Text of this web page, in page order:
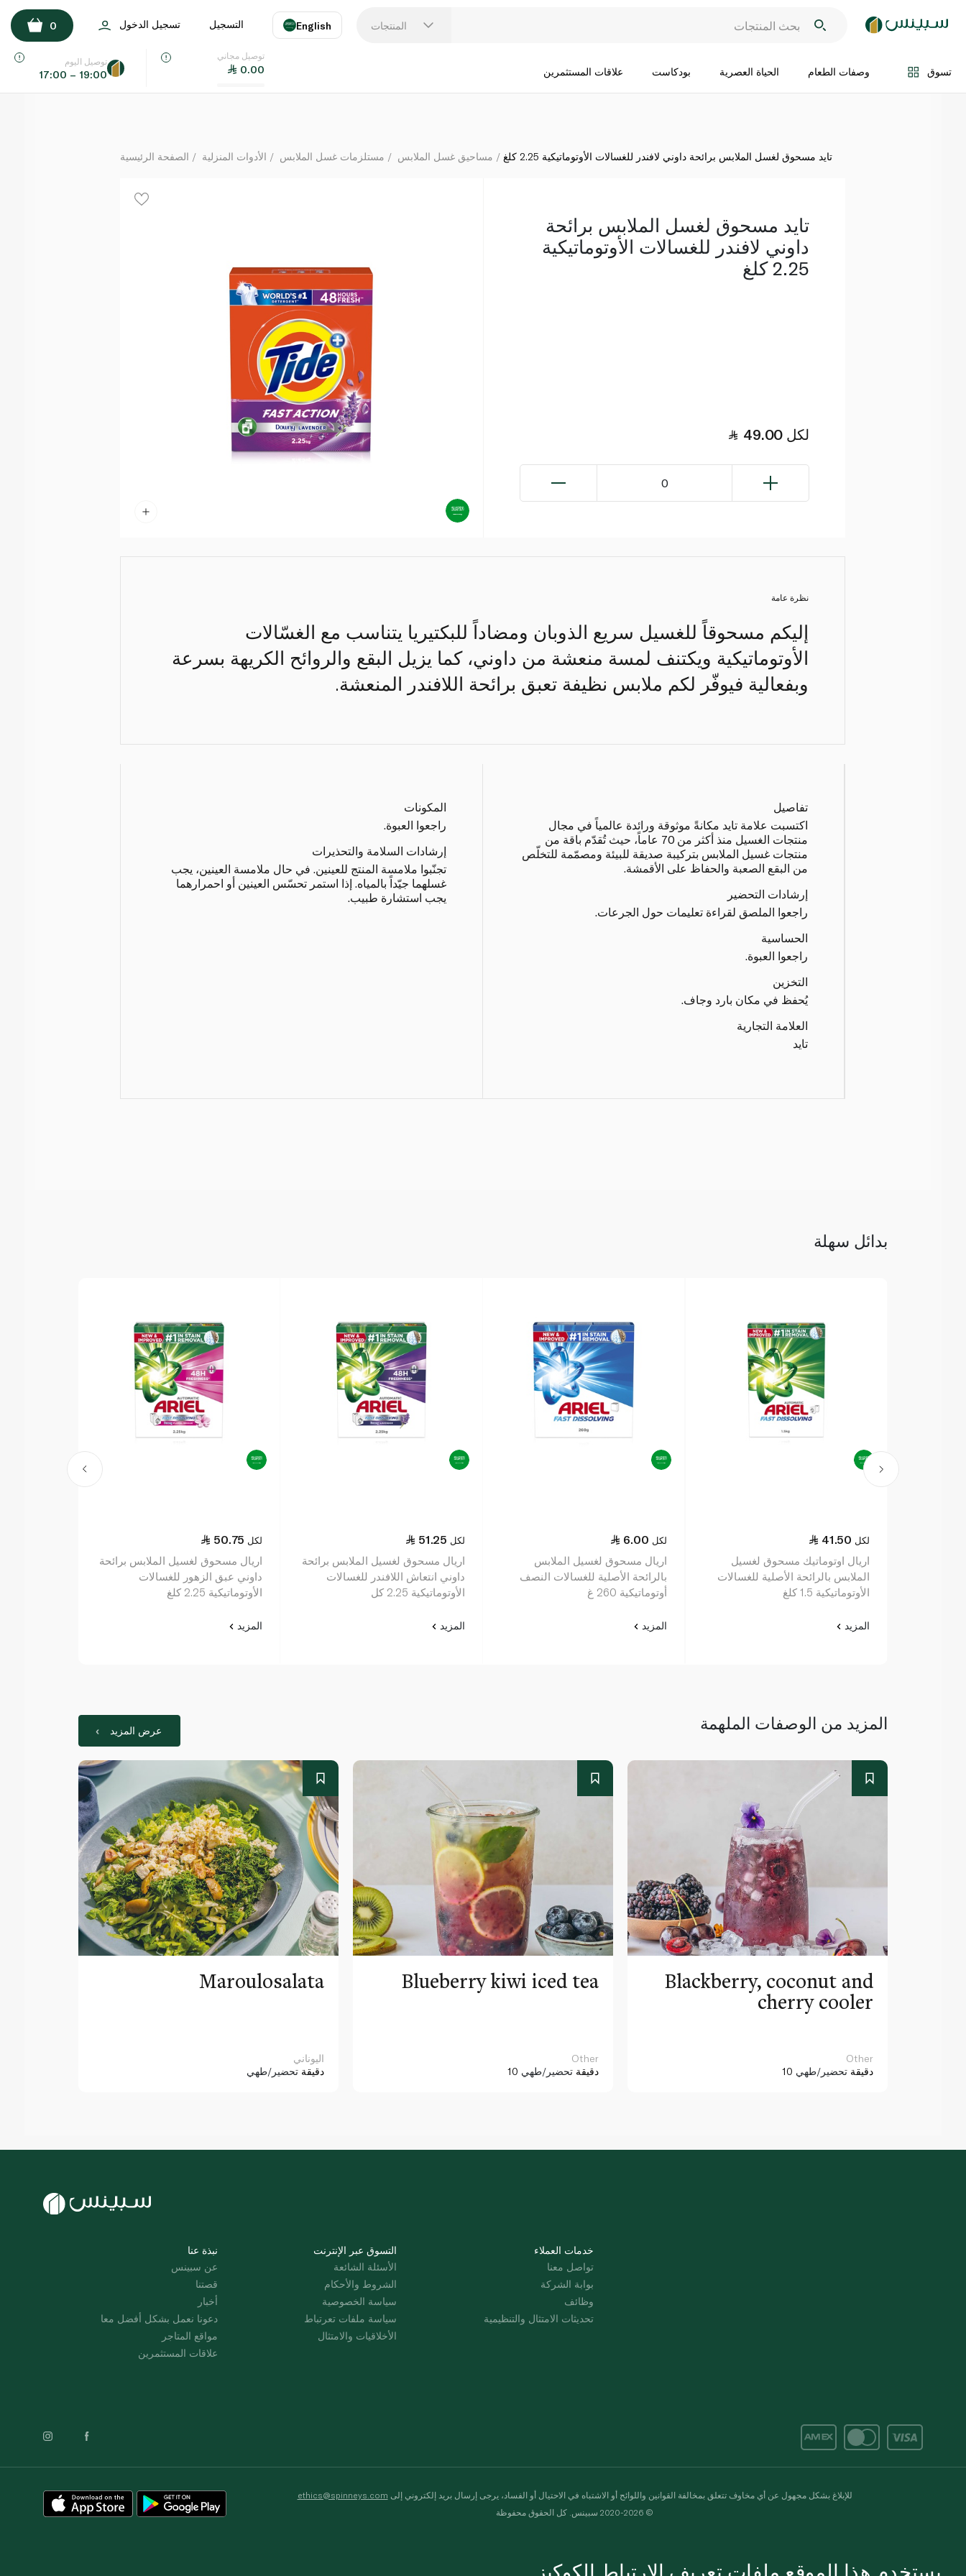
المنتجات English
اللغة
التسجيل تسجيل الدخول 0
تسوق وصفات الطعام الحياة العصرية بودكاست علاقات المستثمرين
توصيل مجاني
0.00
توصيل اليوم
17:00 – 19:00
تايد مسحوق لغسل الملابس برائحة داوني لافندر للغسالات الأوتوماتيكية 2.25 كلغ
اضف الى السلة
الصفحة الرئيسية الأدوات المنزلية مستلزمات غسل الملابس مساحيق غسل الملابس تايد مسحوق لغسل الملابس برائحة داوني لافندر للغسالات الأوتوماتيكية 2.25 كلغ
تايد مسحوق لغسل الملابس برائحة
داوني لافندر للغسالات الأوتوماتيكية
2.25 كلغ
49.00 لكل
0
نظرة عامة
إليكم مسحوقاً للغسيل سريع الذوبان ومضاداً للبكتيريا يتناسب مع الغسّالات
الأوتوماتيكية ويكتنف لمسة منعشة من داوني، كما يزيل البقع والروائح الكريهة بسرعة
وبفعالية فيوفّر لكم ملابس نظيفة تعبق برائحة اللافندر المنعشة.
تفاصيل
اكتسبت علامة تايد مكانةً موثوقة ورائدة عالمياً في مجال
منتجات الغسيل منذ أكثر من 70 عاماً، حيث تُقدّم باقة من
منتجات غسيل الملابس بتركيبة صديقة للبيئة ومصمّمة للتخلّص
من البقع الصعبة والحفاظ على الأقمشة.
إرشادات التحضير
راجعوا الملصق لقراءة تعليمات حول الجرعات.
الحساسية
راجعوا العبوة.
التخزين
يُحفظ في مكان بارد وجاف.
العلامة التجارية
تايد
المكونات
راجعوا العبوة.
إرشادات السلامة والتحذيرات
تجنّبوا ملامسة المنتج للعينين. في حال ملامسة العينين، يجب
غسلهما جيّداً بالمياه. إذا استمر تحسّس العينين أو احمرارهما
يجب استشارة طبيب.
بدائل سهلة
41.50 لكل
اريال اوتوماتيك مسحوق لغسيل
الملابس بالرائحة الأصلية للغسالات
الأوتوماتيكية 1.5 كلغ
المزيد
6.00 لكل
اريال مسحوق لغسيل الملابس
بالرائحة الأصلية للغسالات النصف
أوتوماتيكية 260 غ
المزيد
51.25 لكل
اريال مسحوق لغسيل الملابس برائحة
داوني انتعاش اللافندر للغسالات
الأوتوماتيكية 2.25 كل
المزيد
50.75 لكل
اريال مسحوق لغسيل الملابس برائحة
داوني عبق الزهور للغسالات
الأوتوماتيكية 2.25 كلغ
المزيد
المزيد من الوصفات الملهمة عرض المزيد
Maroulosalata
اليوناني
دقيقة تحضير/طهي
Blueberry kiwi iced tea
Other
10 دقيقة تحضير/طهي
Blackberry, coconut and
cherry cooler
Other
10 دقيقة تحضير/طهي
نبذة عنا
عن سبينس
قصتنا
أخبار
دعونا نعمل بشكل أفضل معا
مواقع المتاجر
علاقات المستثمرين
التسوق عبر الإنترنت
الأسئلة الشائعة
الشروط والأحكام
سياسة الخصوصية
سياسة ملفات تعرتباط
الأخلاقيات والامتثال
خدمات العملاء
تواصل معنا
بوابة الشركة
وظائف
تحديثات الامتثال والتنظيمية
للإبلاغ بشكل مجهول عن أي مخاوف تتعلق بمخالفة القوانين واللوائح أو الاشتباه في الاحتيال أو الفساد، يرجى إرسال بريد إلكتروني إلى ethics@spinneys.com
© 2020-2026 سبينس. كل الحقوق محفوظة
يستخدم هذا الموقع ملفات تعريف الارتباط الكوكيز.